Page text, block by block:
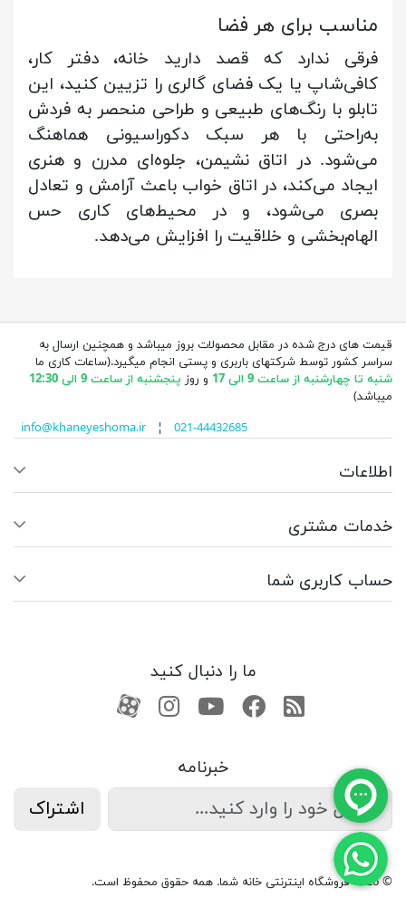
مناسب برای هر فضا
فرقی ندارد که قصد دارید خانه، دفتر کار،
کافی‌شاپ یا یک فضای گالری را تزیین کنید، این
تابلو با رنگ‌های طبیعی و طراحی منحصر به ‌فردش
به‌راحتی با هر سبک دکوراسیونی هماهنگ
می‌شود. در اتاق نشیمن، جلوه‌ای مدرن و هنری
ایجاد می‌کند، در اتاق خواب باعث آرامش و تعادل
بصری می‌شود، و در محیط‌های کاری حس
الهام‌بخشی و خلاقیت را افزایش می‌دهد.
قیمت های درج شده در مقابل محصولات بروز میباشد و همچنین ارسال به
سراسر کشور توسط شرکتهای باربری و پستی انجام میگیرد.(ساعات کاری ما
شنبه تا چهارشنبه از ساعت 9 الی 17
و روز پنجشنبه از ساعت 9 الی 12:30
میباشد)
info@khaneyeshoma.ir¦ 021-44432685
اطلاعات
خدمات مشتری
حساب کاربری شما
ما را دنبال کنید
RSSفیسبوکیوتیوبکانال آپارات
کانال آپارات
خبرنامه
اشتراک
© 2026 فروشگاه اینترنتی خانه شما. همه حقوق محفوظ است.